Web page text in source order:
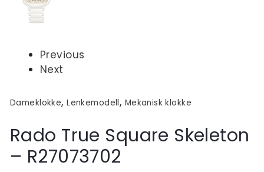
Previous
Next
Dameklokke,Lenkemodell, Mekanisk klokke
Rado True Square Skeleton
– R27073702